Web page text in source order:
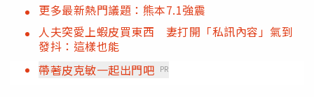
更多最新熱門議題：熊本7.1強震
人夫突愛上蝦皮買東西 妻打開「私訊內容」氣到
發抖：這樣也能
帶著皮克敏一起出門吧 PR